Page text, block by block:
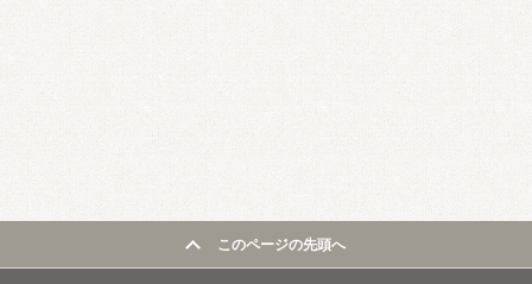
このページの先頭へ